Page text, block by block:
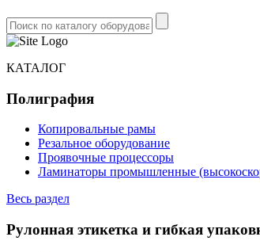
КАТАЛОГ
Полиграфия
Копировальные рамы
Резальное оборудование
Проявочные процессоры
Ламинаторы промышленные
Весь раздел
Рулонная этикетка и гибкая